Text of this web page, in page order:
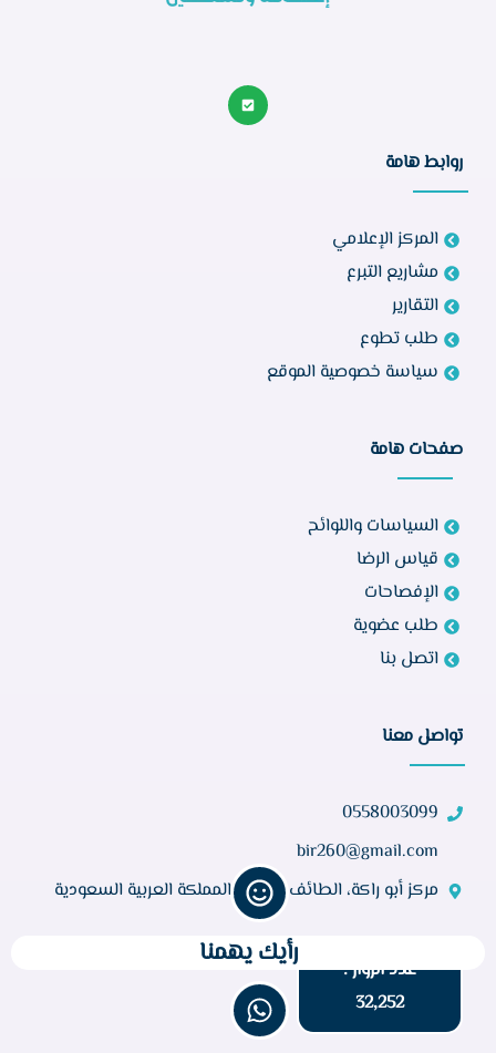
روابط هامة
المركز الإعلامي
مشاريع التبرع
التقارير
طلب تطوع
سياسة خصوصية الموقع
صفحات هامة
السياسات واللوائح
قياس الرضا
الإفصاحات
طلب عضوية
اتصل بنا
تواصل معنا
0558003099
bir260@gmail.com
مركز أبو راكة، الطائف 21944، المملكة العربية السعودية
عدد الزوار :
32,252
رأيك يهمنا